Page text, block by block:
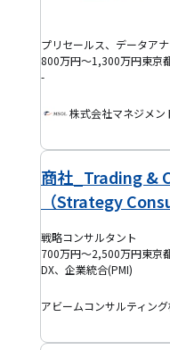
800万円～1,300万円東京
-
株式会社マネジメ
商社_Trading &
（Strategy
戦略コンサルタント
700万円～2,500万円東京
DX、企業統合(PMI)
アビームコンサルティン